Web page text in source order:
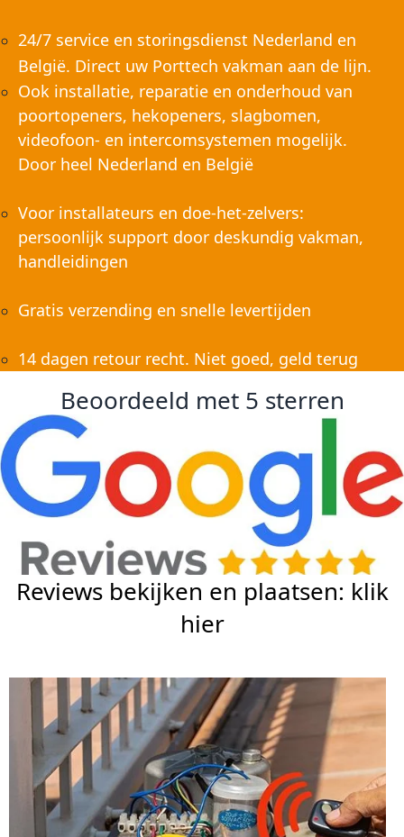
24/7 service en storingsdienst Nederland en
België. Direct uw Porttech vakman aan de lijn.
Ook installatie, reparatie en onderhoud van
poortopeners, hekopeners, slagbomen,
videofoon- en intercomsystemen mogelijk.
Door heel Nederland en België
Voor installateurs en doe-het-zelvers:
persoonlijk support door deskundig vakman,
handleidingen
Gratis verzending en snelle levertijden
14 dagen retour recht. Niet goed, geld terug
Beoordeeld met 5 sterren
Reviews bekijken en plaatsen: klik
hier